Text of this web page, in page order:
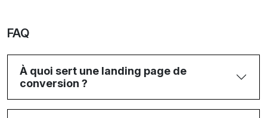
FAQ
À quoi sert une landing page de
conversion ?